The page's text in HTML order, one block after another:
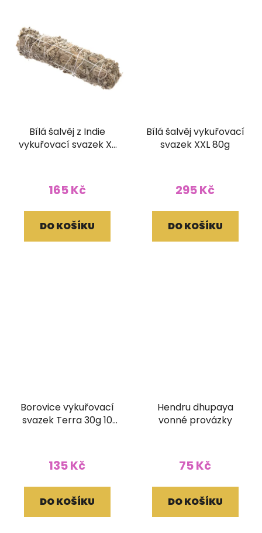
Bílá šalvěj z Indie
vykuřovací svazek XL
165 Kč
DO KOŠÍKU
Bílá šalvěj vykuřovací
svazek XXL 80g
295 Kč
DO KOŠÍKU
Borovice vykuřovací
svazek Terra 30g 10
135 Kč
DO KOŠÍKU
Hendru dhupaya
vonné provázky
75 Kč
DO KOŠÍKU